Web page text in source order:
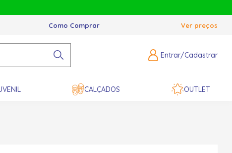
Como Comprar Ver preços
Entrar/Cadastrar
CALÇADOS OUTLET